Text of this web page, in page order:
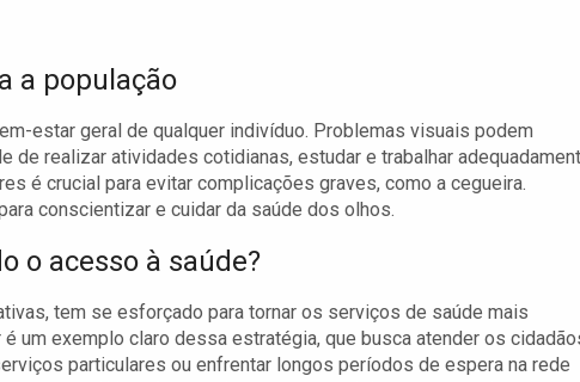
a população
estar geral de qualquer indivíduo. Problemas visuais podem
de realizar atividades cotidianas, estudar e trabalhar
é crucial para evitar complicações graves, como a cegueira.
conscientizar e cuidar da saúde dos olhos.
o acesso à saúde?
tem se esforçado para tornar os serviços de saúde mais
um exemplo claro dessa estratégia, que busca atender os
particulares ou enfrentar longos períodos de espera na rede